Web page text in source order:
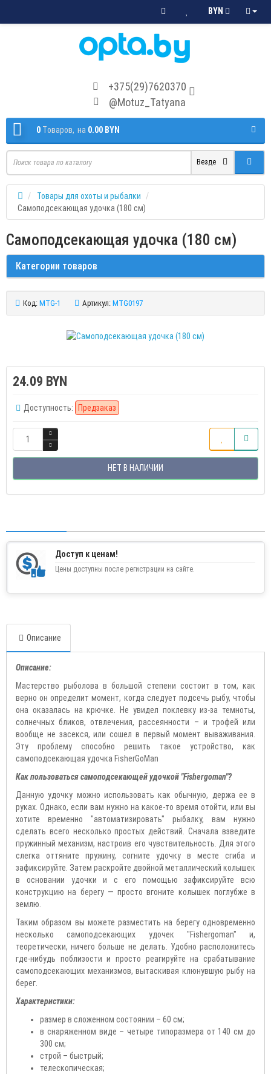
BYN
+375(29)7620370
@Motuz_Tatyana
0 Tоваров, на 0.00 BYN
Везде
Товары для охоты и рыбалки
Самоподсекающая удочка (180 см)
Самоподсекающая удочка (180 см)
Категории товаров
Код: MTG-1 Артикул: MTG0197
24.09 BYN
Доступность: Предзаказ
НЕТ В НАЛИЧИИ
Доступ к ценам!
Цены доступны после регистрации на сайте.
Описание
Описание:
Мастерство рыболова в большой степени состоит в том, как
верно он определит момент, когда следует подсечь рыбу, чтобы
она оказалась на крючке. Не увидел поклевку из-за темноты,
солнечных бликов, отвлечения, рассеянности – и трофей или
вообще не засекся, или сошел в первый момент вываживания.
Эту проблему способно решить такое устройство, как
самоподсекающая удочка FisherGoMan
Как пользоваться самоподсекающей удочкой "Fishergoman"?
Данную удочку можно использовать как обычную, держа ее в
руках. Однако, если вам нужно на какое-то время отойти, или вы
хотите временно "автоматизировать" рыбалку, вам нужно
сделать всего несколько простых действий. Сначала взведите
пружинный механизм, настроив его чувствительность. Для этого
слегка оттяните пружину, согните удочку в месте сгиба и
зафиксируйте. Затем раскройте двойной металлический колышек
в основании удочки и с его помощью зафиксируйте всю
конструкцию на берегу — просто вгоните колышек поглубже в
землю.
Таким образом вы можете разместить на берегу одновременно
несколько самоподсекающих удочек "Fishergoman" и,
теоретически, ничего больше не делать. Удобно расположитесь
где-нибудь поблизости и просто реагируйте на срабатывание
самоподсекающих механизмов, вытаскивая клюнувшую рыбу на
берег.
Характеристики:
размер в сложенном состоянии – 60 см;
в снаряженном виде – четыре типоразмера от 140 см до
300 см;
строй – быстрый;
телескопическая;